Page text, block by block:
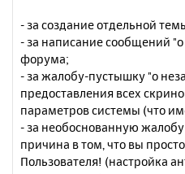
- за создание отдельной
- за написание сообщений
форума;
- за жалобу-пустышку "о
предоставления всех
параметров системы (что
- за необоснованную жалобу
причина в том, что вы
Пользователя! (настройка